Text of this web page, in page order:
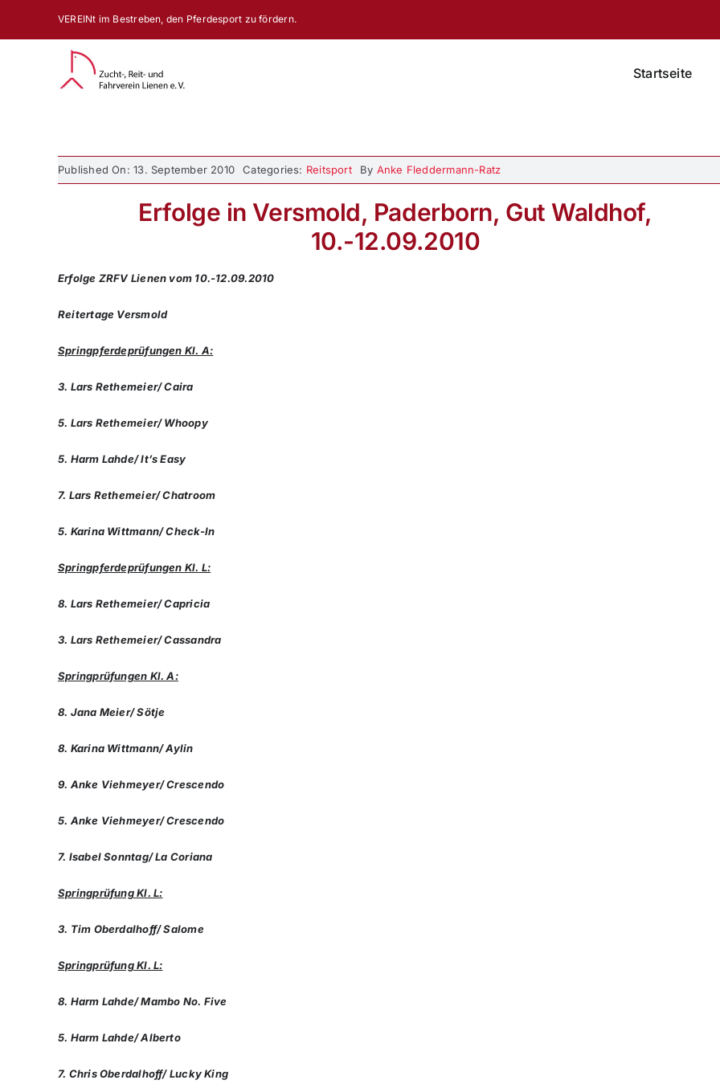
VEREINt im Bestreben, den Pferdesport zu fördern.
Startseite
Published On: 13. September 2010 Categories: Reitsport By Anke Fleddermann-Ratz
Erfolge in Versmold, Paderborn, Gut Waldhof,
10.-12.09.2010
Erfolge ZRFV Lienen vom 10.-12.09.2010
Reitertage Versmold
Springpferdeprüfungen Kl. A:
3. Lars Rethemeier/ Caira
5. Lars Rethemeier/ Whoopy
5. Harm Lahde/ It’s Easy
7. Lars Rethemeier/ Chatroom
5. Karina Wittmann/ Check-In
Springpferdeprüfungen Kl. L:
8. Lars Rethemeier/ Capricia
3. Lars Rethemeier/ Cassandra
Springprüfungen Kl. A:
8. Jana Meier/ Sötje
8. Karina Wittmann/ Aylin
9. Anke Viehmeyer/ Crescendo
5. Anke Viehmeyer/ Crescendo
7. Isabel Sonntag/ La Coriana
Springprüfung Kl. L:
3. Tim Oberdalhoff/ Salome
Springprüfung Kl. L:
8. Harm Lahde/ Mambo No. Five
5. Harm Lahde/ Alberto
7. Chris Oberdalhoff/ Lucky King